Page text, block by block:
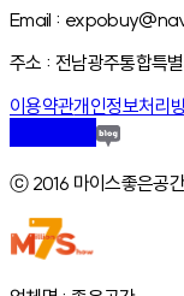
Email :
주소 : 전남광주통합특
이용약관개인정보처리
ⓒ 2016 마이스좋은공